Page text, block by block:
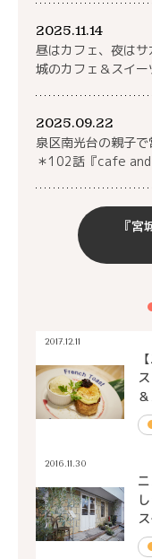
2025.11.14
昼はカフェ、夜は
城のカフェ＆スイ
2025.09.22
泉区南光台の親子
＊102話『cafe
『宮
2017.12.11
2016.11.30